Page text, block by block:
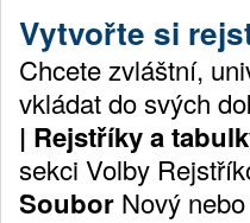
Vytvořte si
Chcete zvláštní,
vkládat do svých
| Rejstříky a
sekci Volby
Soubor Nový